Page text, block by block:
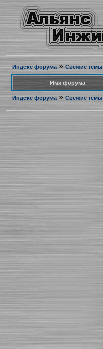
Индекс форума» Свежие темы
Имя форума
Индекс форума » Свежие темы